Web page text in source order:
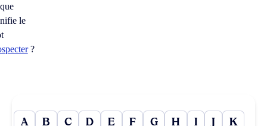
le
?
A B C D E F G H I J K